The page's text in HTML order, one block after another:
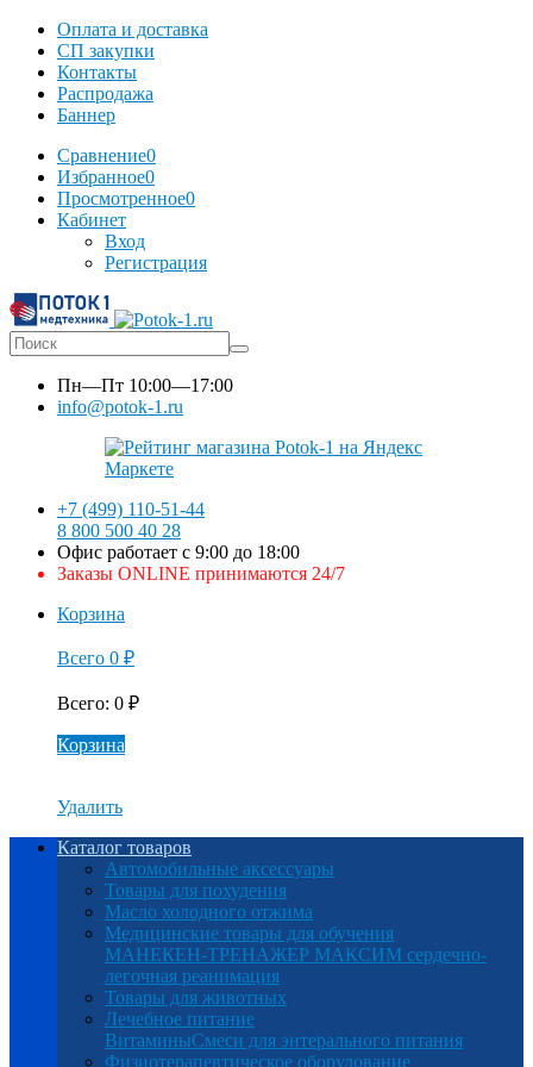
Оплата и доставка
СП закупки
Контакты
Распродажа
Баннер
Сравнение0
Избранное0
Просмотренное0
Кабинет
Вход
Регистрация
Пн—Пт 10:00—17:00
info@potok-1.ru
+7 (499) 110-51-44
8 800 500 40 28
Офис работает с 9:00 до 18:00
Заказы ONLINE принимаются 24/7
Корзина
Всего 0 ₽
Всего: 0 ₽
Корзина
Удалить
Каталог товаров
Автомобильные аксессуары
Товары для похудения
Масло холодного отжима
Медицинские товары для обучения
МАНЕКЕН-ТРЕНАЖЕР МАКСИМ сердечно-
легочная реанимация
Товары для животных
Лечебное питание
ВитаминыСмеси для энтерального питания
Физиотерапевтическое оборудование